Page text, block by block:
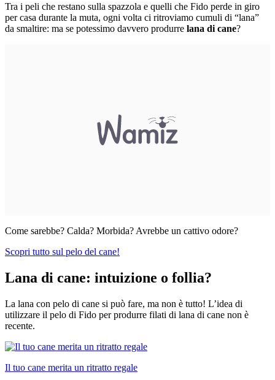
Tra i peli che restano sulla spazzola e quelli che Fido perde in giro
per casa durante la muta, ogni volta ci ritroviamo cumuli di “lana”
da smaltire: ma se potessimo davvero produrre lana di cane?
Come sarebbe? Calda? Morbida? Avrebbe un cattivo odore?
Scopri tutto sul pelo del cane!
Lana di cane: intuizione o follia?
La lana con pelo di cane si può fare, ma non è tutto! L’idea di
utilizzare il pelo di Fido per produrre filati di lana di cane non è
recente.
Il tuo cane merita un ritratto regale